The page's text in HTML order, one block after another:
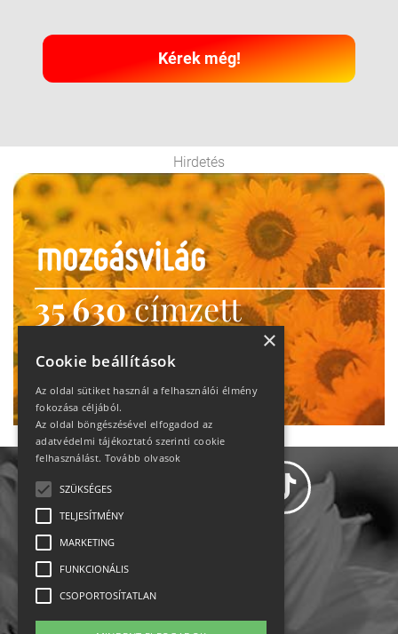
Kérek még!
Hirdetés
35 630címzett
heti motiváció
Ne maradj le!
Állásajánlatok
×
Cookie beállítások
Az oldal sütiket használ a felhasználói élmény
fokozása céljából.
Az oldal böngészésével elfogadod az
adatvédelmi tájékoztató szerinti cookie
felhasználást. Tovább olvasok
SZÜKSÉGES
TELJESÍTMÉNY
MARKETING
FUNKCIONÁLIS
CSOPORTOSÍTATLAN